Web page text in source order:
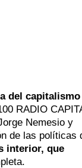
del capitalismo
RADIO
Nemesio y
de las políticas
interior, que